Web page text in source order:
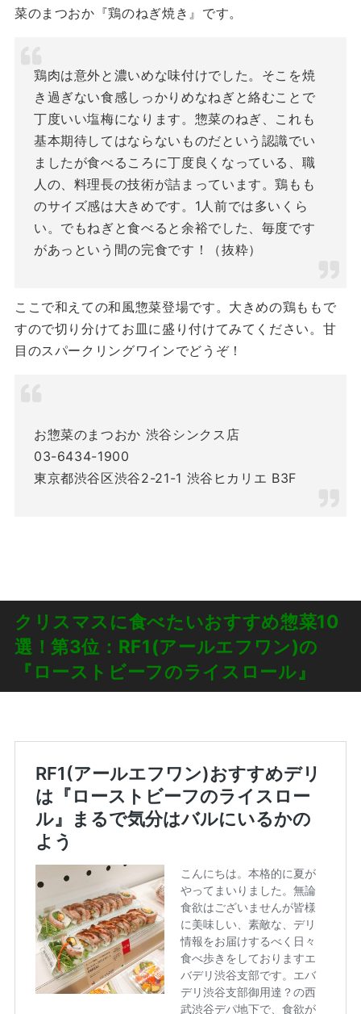
菜のまつおか『鶏のねぎ焼き』です。
鶏肉は意外と濃いめな味付けでした。そこを焼
き過ぎない食感しっかりめなねぎと絡むことで
丁度いい塩梅になります。惣菜のねぎ、これも
基本期待してはならないものだという認識でい
ましたが食べるころに丁度良くなっている、職
人の、料理長の技術が詰まっています。鶏もも
のサイズ感は大きめです。1人前では多いくら
い。でもねぎと食べると余裕でした、毎度です
があっという間の完食です！（抜粋）
ここで和えての和風惣菜登場です。大きめの鶏ももで
すので切り分けてお皿に盛り付けてみてください。甘
目のスパークリングワインでどうぞ！
お惣菜のまつおか 渋谷シンクス店
03-6434-1900
東京都渋谷区渋谷2-21-1 渋谷ヒカリエ B3F
クリスマスに食べたいおすすめ惣菜10
選！第3位：RF1(アールエフワン)の
『ローストビーフのライスロール』